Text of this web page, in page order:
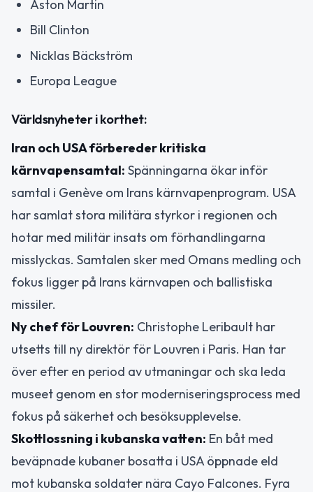
Aston Martin
Bill Clinton
Nicklas Bäckström
Europa League
Världsnyheter i korthet:
Iran och USA förbereder kritiska
kärnvapensamtal: Spänningarna ökar inför
samtal i Genève om Irans kärnvapenprogram. USA
har samlat stora militära styrkor i regionen och
hotar med militär insats om förhandlingarna
misslyckas. Samtalen sker med Omans medling och
fokus ligger på Irans kärnvapen och ballistiska
missiler.
Ny chef för Louvren: Christophe Leribault har
utsetts till ny direktör för Louvren i Paris. Han tar
över efter en period av utmaningar och ska leda
museet genom en stor moderniseringsprocess med
fokus på säkerhet och besöksupplevelse.
Skottlossning i kubanska vatten: En båt med
beväpnade kubaner bosatta i USA öppnade eld
mot kubanska soldater nära Cayo Falcones. Fyra